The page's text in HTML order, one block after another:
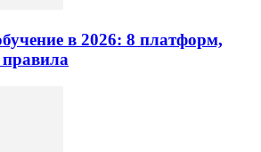
в 2026: 8 платформ,